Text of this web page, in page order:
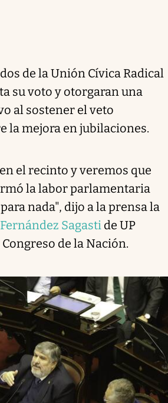
de la Unión Cívica Radical
su voto y otorgaran una
al sostener el veto
la mejora en jubilaciones.
el recinto y veremos que
la labor parlamentaria
nada", dijo a la prensa la
Sagasti de UP
de la Nación.